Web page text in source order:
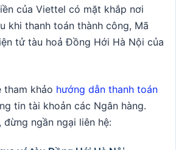
của Viettel có mặt khắp nơi
khi thanh toán thành công, Mã
tử tàu hoả Đồng Hới Hà Nội của
tham khảo hướng dẫn thanh toán
tin tài khoản các Ngân hàng.
đừng ngần ngại liên hệ: